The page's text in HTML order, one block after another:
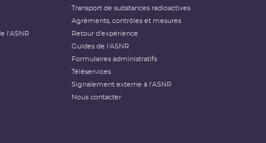
l'ASNR
Transport de substances radioactives
Agréments, contrôles et mesures
Retour d'expérience
Guides de l'ASNR
Formulaires administratifs
Téléservices
Signalement externe à l'ASNR
Nous contacter